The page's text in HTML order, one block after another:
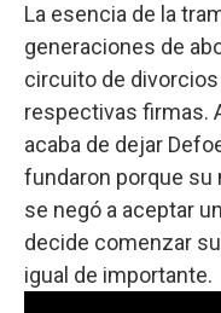
La esencia de la
generaciones de
circuito de
respectivas firmas.
acaba de dejar
fundaron porque su
se negó a aceptar
decide comenzar
igual de importante.